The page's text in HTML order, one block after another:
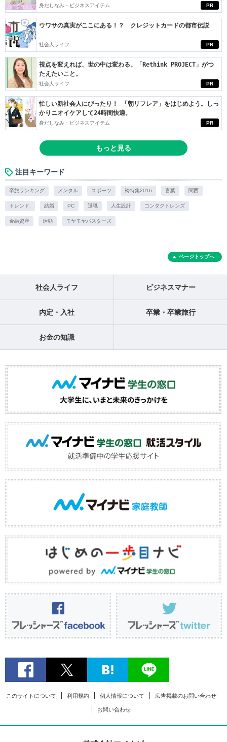
PR
身だしなみ・ビジネスアイテム
PR
ウワサの真実がここにある！？ クレジットカードの都市伝説
社会人ライフ
PR
視点を変えれば、世の中は変わる。「Rethink PROJECT」がつ
たえたいこと。
社会人ライフ
PR
忙しい新社会人にぴったり！ 「朝リフレア」をはじめよう。しっ
かりニオイケアして24時間快適。
身だしなみ・ビジネスアイテム
もっと見る
注目キーワード
卒旅ランキング メンタル スポーツ 袴特集2016 言葉 関西
トレンド. 結婚 PC 退職 人生設計 コンタクトレンズ
金融資産 活動 モヤモヤバスターズ
ページトップへ
社会人ライフ ビジネスマナー
内定・入社 卒業・卒業旅行
お金の知識
このサイトについて 利用規約 個人情報について 広告掲載のお問い合わせ
お問い合わせ